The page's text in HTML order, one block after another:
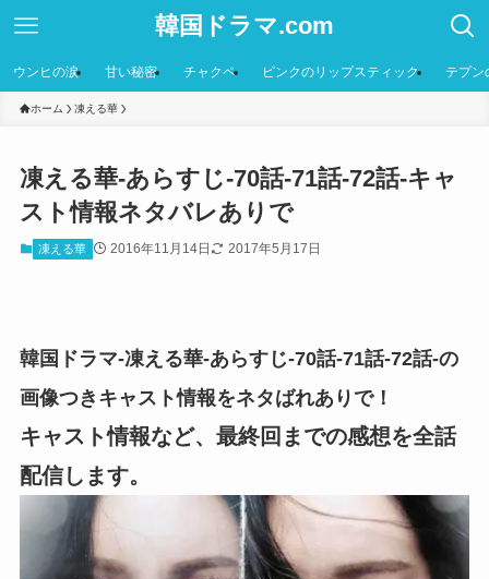
韓国ドラマ.com
ウンヒの涙 甘い秘密 チャクペ ピンクのリップスティック テプン
ホーム 凍える華
凍える華-あらすじ-70話-71話-72話-キャ
スト情報ネタバレありで
凍える華 2016年11月14日 2017年5月17日
韓国ドラマ-凍える華-あらすじ-70話-71話-72話-の
画像つきキャスト情報をネタばれありで！
キャスト情報など、最終回までの感想を全話
配信します。